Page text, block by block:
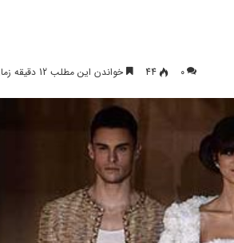
۰ 44 خواندن این مطلب 12 دقیقه زمان میبرد